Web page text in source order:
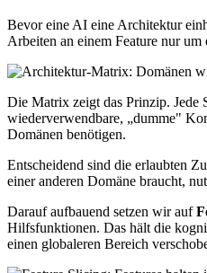
Bevor eine AI eine Architektur
Arbeiten an einem Feature nur
Die Matrix zeigt das Prinzip. Jede
wiederverwendbare, „dumme"
Domänen benötigen.
Entscheidend sind die erlaubten
einer anderen Domäne braucht,
Darauf aufbauend setzen wir auf
Hilfsfunktionen. Das hält die
einen globaleren Bereich